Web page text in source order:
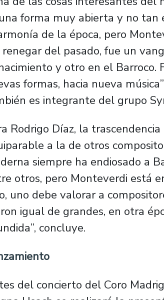
forma muy abierta y no
de la época, pero
renegar del pasado, fue un
y otro en el Barroco.
formas, hacia nueva
es integrante del grupo
Rodrigo Díaz, la
a la de otros
siempre ha endiosado a
otros, pero Monteverdi está
uno debe valorar a
igual de grandes, en otra
concluye.
del concierto del Coro